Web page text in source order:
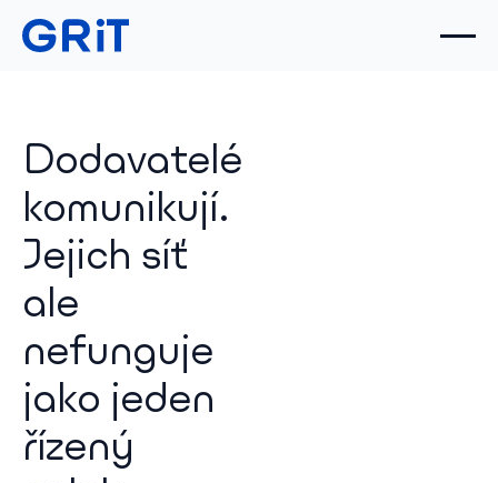
Dodavatelé
komunikují.
Jejich síť
ale
nefunguje
jako jeden
řízený